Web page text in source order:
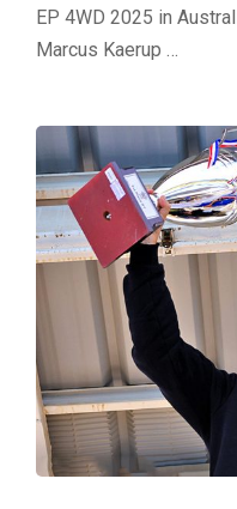
EP 4WD 2025 in
Marcus Kaerup …